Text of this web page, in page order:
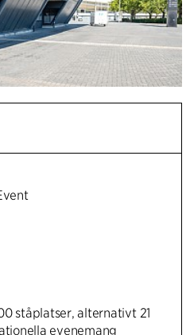
ståplatser, alternativt 21
evenemang